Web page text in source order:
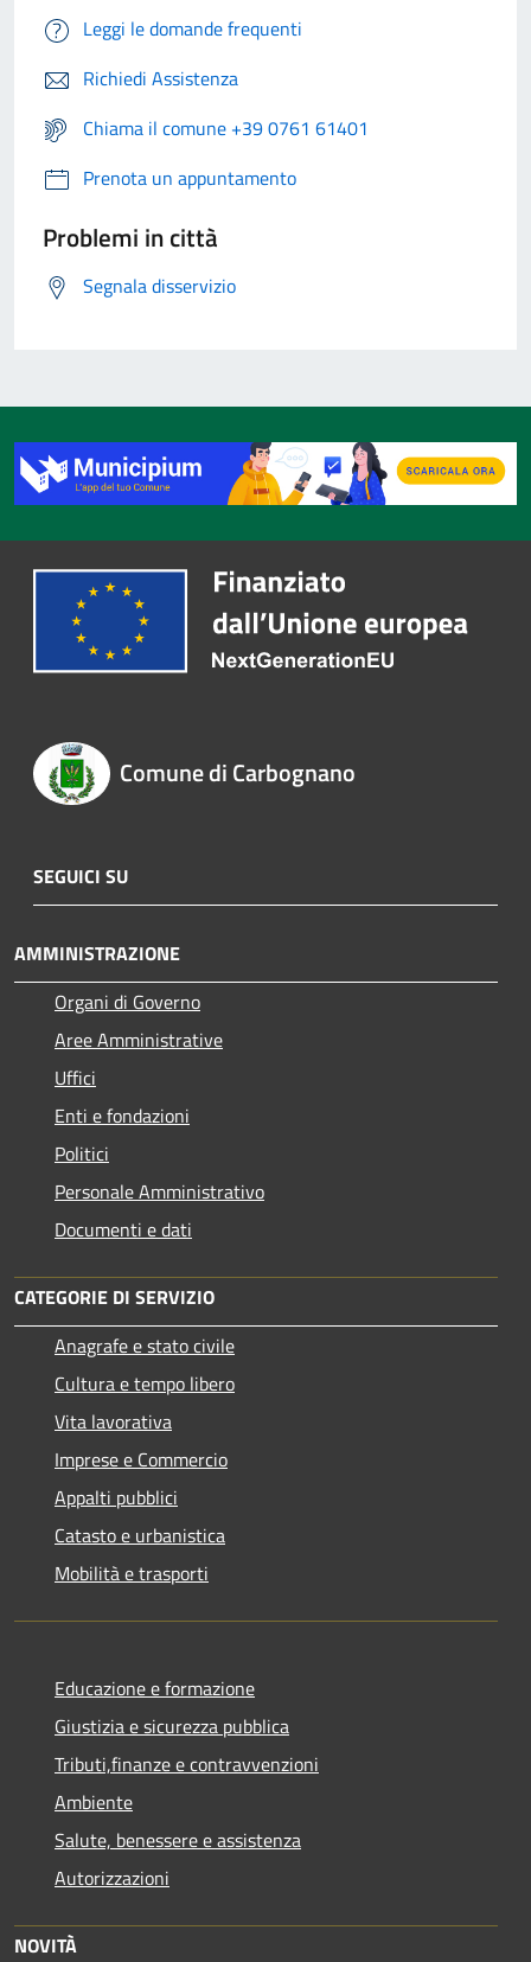
Leggi le domande frequenti
Richiedi Assistenza
Chiama il comune +39 0761 61401
Prenota un appuntamento
Problemi in città
Segnala disservizio
Comune di Carbognano
SEGUICI SU
AMMINISTRAZIONE
Organi di Governo
Aree Amministrative
Uffici
Enti e fondazioni
Politici
Personale Amministrativo
Documenti e dati
CATEGORIE DI SERVIZIO
Anagrafe e stato civile
Cultura e tempo libero
Vita lavorativa
Imprese e Commercio
Appalti pubblici
Catasto e urbanistica
Mobilità e trasporti
Educazione e formazione
Giustizia e sicurezza pubblica
Tributi,finanze e contravvenzioni
Ambiente
Salute, benessere e assistenza
Autorizzazioni
NOVITÀ